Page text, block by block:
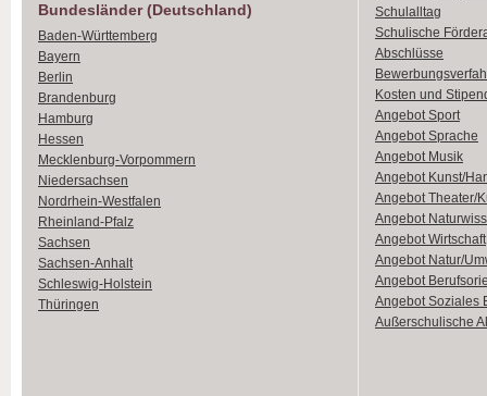
Bundesländer (Deutschland)
Baden-Württemberg
Bayern
Berlin
Brandenburg
Hamburg
Hessen
Mecklenburg-Vorpommern
Niedersachsen
Nordrhein-Westfalen
Rheinland-Pfalz
Sachsen
Sachsen-Anhalt
Schleswig-Holstein
Thüringen
Schulalltag
Schulische
Abschlüsse
Kosten und
Angebot Sport
Angebot Sprache
Angebot Musik
Angebot Kunst/
Angebot Theater/
Angebot
Angebot Wirtschaft
Angebot Natur/
Angebot
Angebot Soziales
Außerschulische